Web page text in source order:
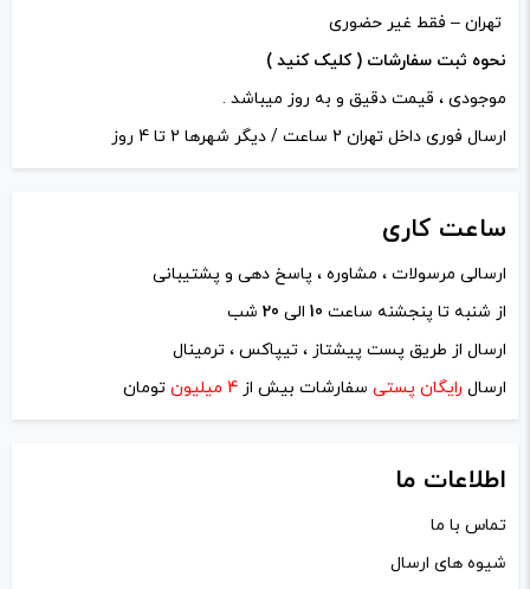
*
تهران – فقط غیر حضوری
نحوه ثبت سفارشات ( کلیک کنید )
موجودی ، قیمت دقیق و به روز میباشد .
ارسال فوری داخل تهران 2 ساعت / دیگر شهرها 2 تا 4 روز
ساعت کاری
ارسالی مرسولات ، مشاوره ، پاسخ دهی و پشتیبانی
از شنبه تا پنجشنه ساعت 10 الی 20 شب
ارسال از طریق پست پیشتاز ، تیپاکس ، ترمینال
ارسال رایگان پستی سفارشات بیش از 4 میلیون تومان
اطلاعات ما
تماس با ما
شیوه های ارسال